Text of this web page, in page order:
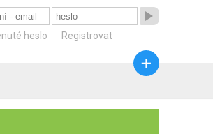

heslo Registrovat
